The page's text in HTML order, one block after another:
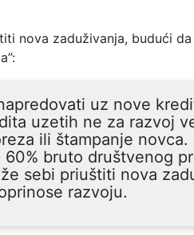
nova zaduživanja, budući
uz nove
uzetih ne za razvoj
ili štampanje novca.
bruto društvenog
sebi priuštiti nova
razvoju.